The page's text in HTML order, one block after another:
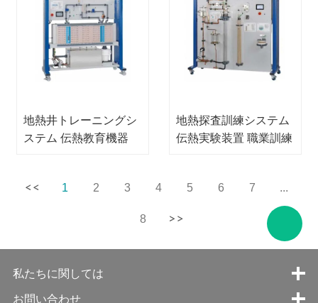
地熱井トレーニングシ
ステム 伝熱教育機器
地熱探査訓練システム
伝熱実験装置 職業訓練
1 2 3 4 5 6 7 ...
8
私たちに関しては
お問い合わせ